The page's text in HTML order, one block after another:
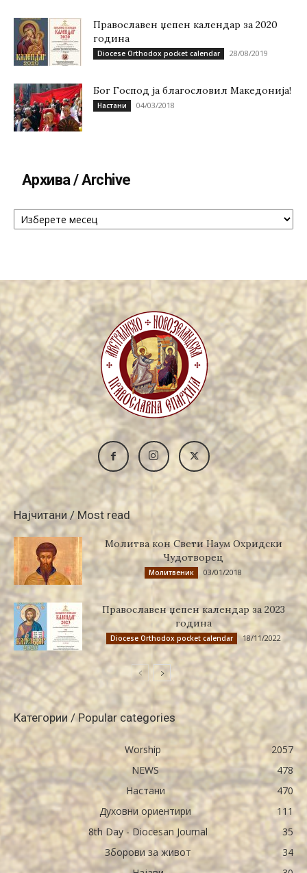
Православен џепен календар за 2020
година
Diocese Orthodox pocket calendar 28/08/2019
Бог Господ ја благословил Македонија!
Настани 04/03/2018
Архива / Archive
Архива
Најчитани / Most read
Молитва кон Свети Наум Охридски
Чудотворец
Молитвеник 03/01/2018
Православен џепен календар за 2023
година
Diocese Orthodox pocket calendar 18/11/2022
Категории / Popular categories
Worship
2057
NEWS
478
Настани
470
Духовни ориентири
111
8th Day - Diocesan Journal
35
Зборови за живот
34